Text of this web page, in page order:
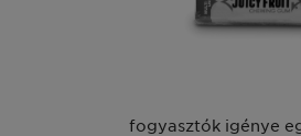
fogyasztók igénye